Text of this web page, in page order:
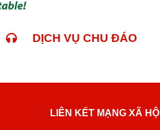
DỊCH VỤ CHU ĐÁO
LIÊN KẾT MẠNG XÃ HỘI